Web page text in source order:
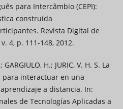
para Intercâmbio (CEPI):
construída
Revista Digital de
4, p. 111-148, 2012.
GARGIULO, H.; JURIC, V. H. S. La
para interactuar en una
a distancia. In:
de Tecnologías Aplicadas a